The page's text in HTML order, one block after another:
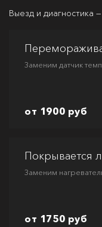
Выезд и диагностика —
Заменим датчик
от 1900 руб
Покрывается
Заменим
от 1750 руб